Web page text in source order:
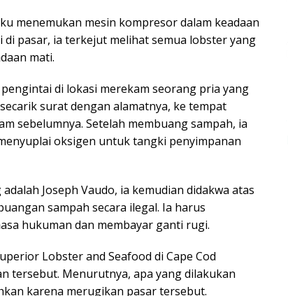
menemukan mesin kompresor dalam keadaan
di pasar, ia terkejut melihat semua lobster yang
mati.
di lokasi merekam seorang pria yang
surat dengan alamatnya, ke tempat
sebelumnya. Setelah membuang sampah, ia
oksigen untuk tangki penyimpanan
Joseph Vaudo, ia kemudian didakwa atas
sampah secara ilegal. Ia harus
hukuman dan membayar ganti rugi.
Lobster and Seafood di Cape Cod
tersebut. Menurutnya, apa yang dilakukan
karena merugikan pasar tersebut.